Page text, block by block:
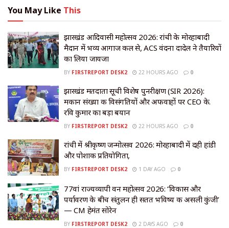
You May Like This
झारखंड आदिवासी महोत्सव 2026: रांची के मोरहाबादी
मैदान में भव्य आगाज कल से, ACS वंदना दादेल ने तैयारियों
का लिया जायजा
BY FIRSTREPORT DESK2 22 HOURS AGO 0
झारखंड मतदाता सूची विशेष पुनरीक्षण (SIR 2026):
मकान संख्या की विसंगतियों और अफवाहों पर CEO के.
रवि कुमार का बड़ा बयान
BY FIRSTREPORT DESK2 22 HOURS AGO 0
रांची में श्रीकृष्ण जन्मोत्सव 2026: मोरहाबादी में दही हांडी
और पोशाक प्रतियोगिता,
BY FIRSTREPORT DESK2 1 DAY AGO 0
77वां राज्यव्यापी वन महोत्सव 2026: ‘विकास और
पर्यावरण के बीच संतुलन ही सतत भविष्य की असली कुंजी’
— CM हेमंत सोरेन
BY FIRSTREPORT DESK2 2 DAYS AGO 0